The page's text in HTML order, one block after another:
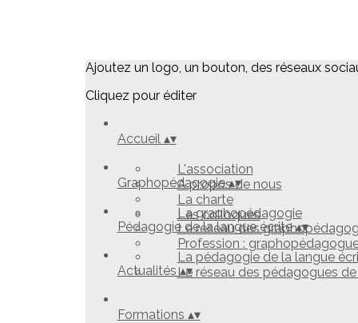
Ajoutez un logo, un bouton, des réseaux
Cliquez pour éditer
Accueil ▴▾
L'association
A propos de nous
La charte
Les colloques
Graphopédagogie▴▾
La graphopédagogie
Le réseau des
Profession :
Pédagogie de la langue écrite▴▾
La pédagogie de la langue
Le réseau des pédagogues
Actualités▴▾
Formations ▴▾